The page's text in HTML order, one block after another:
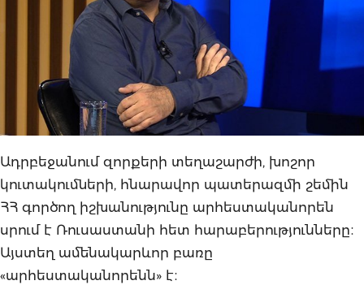
Ադրբեջանում զորքերի տեղաշարժի, խոշոր
կուտակումների, հնարավոր պատերազմի շեմին
ՀՀ գործող իշխանությունը արհեստականորեն
սրում է Ռուսաստանի հետ հարաբերությունները։
Այստեղ ամենակարևոր բառը
«արհեստականորենն» է։